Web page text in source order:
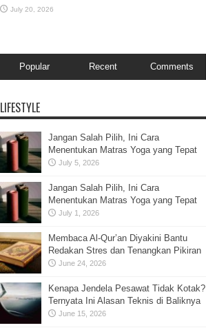
July 20, 2026
Popular Recent Comments
LIFESTYLE
Jangan Salah Pilih, Ini Cara
Menentukan Matras Yoga yang Tepat
July 5, 2026
Jangan Salah Pilih, Ini Cara
Menentukan Matras Yoga yang Tepat
July 1, 2026
Membaca Al-Qur’an Diyakini Bantu
Redakan Stres dan Tenangkan Pikiran
June 24, 2026
Kenapa Jendela Pesawat Tidak Kotak?
Ternyata Ini Alasan Teknis di Baliknya
June 15, 2026